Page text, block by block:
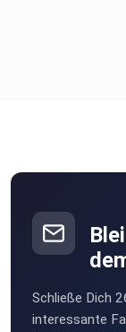
Schließe Dich
interessante